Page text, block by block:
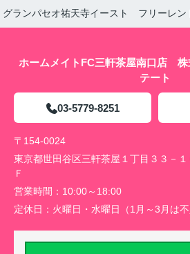
グランパセオ祐天寺イースト フリーレ
ホームメイトFC三軒茶屋南口店 株
テート
03-5779-8251
〒154-0024
東京都世田谷区三軒茶屋１丁目３３－
Ｆ
営業時間： 10:00～18:00
定休日： 火曜日・水曜日（1月～3月は不